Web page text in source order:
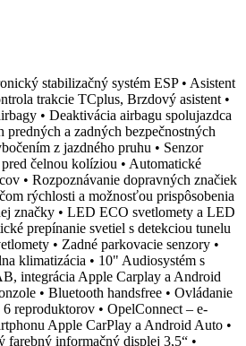
stabilizačný systém ESP • Asistent
trakcie TCplus, Brzdový asistent •
• Deaktivácia airbagu spolujazdca
predných a zadných bezpečnostných
z jazdného pruhu • Senzor
čelnou kolíziou • Automatické
• Rozpoznávanie dopravných značiek
rýchlosti a možnosťou prispôsobenia
značky • LED ECO svetlomety a LED
prepínanie svetiel s detekciou tunelu
• Zadné parkovacie senzory •
klimatizácia • 10" Audiosystém s
integrácia Apple Carplay a Android
• Bluetooth handsfree • Ovládanie
6 reproduktorov • OpelConnect – e-
Apple CarPlay a Android Auto •
farebný informačný displej 3,5“ •